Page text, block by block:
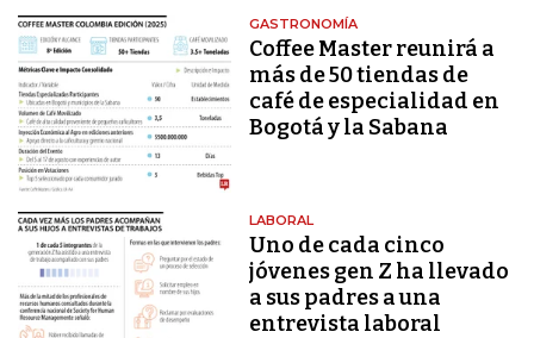
GASTRONOMÍA
Coffee Master reunirá a
más de 50 tiendas de
café de especialidad en
Bogotá y la Sabana
LABORAL
Uno de cada cinco
jóvenes gen Z ha llevado
a sus padres a una
entrevista laboral